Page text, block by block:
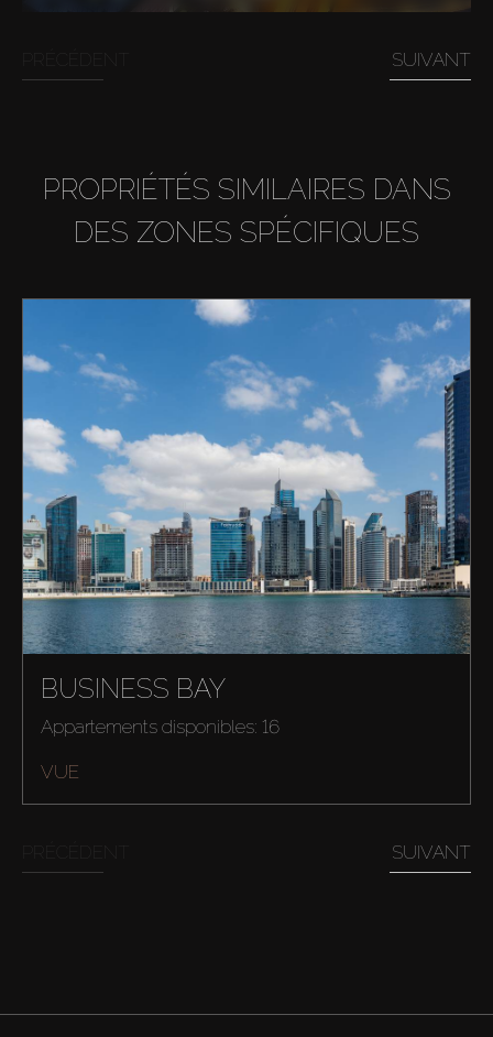
SUIVANT
PROPRIÉTÉS SIMILAIRES DANS
DES ZONES SPÉCIFIQUES
BUSINESS BAY
Appartements disponibles: 16
VUE
SUIVANT